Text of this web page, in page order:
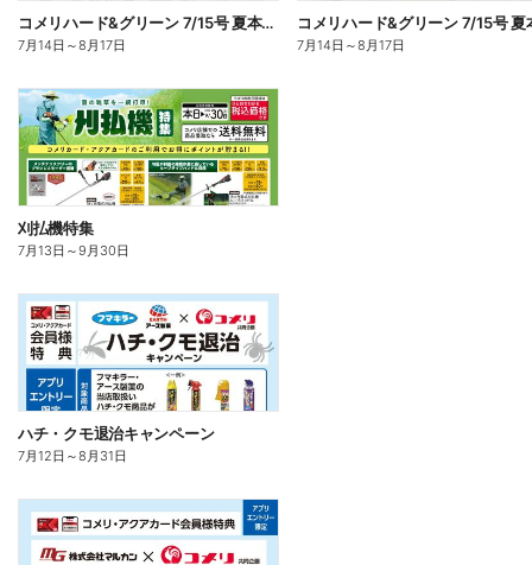
コメリハード&グリーン 7/15号 夏本番を楽しもう オモテ
7月14日 ～8月17日 7月14日 ～8月17日
刈払機特集
7月13日 ～9月30日
ハチ・クモ退治キャンペーン
7月12日 ～8月31日